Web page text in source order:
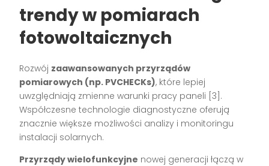
trendy w pomiarach
fotowoltaicznych
Rozwój zaawansowanych przyrządów
pomiarowych (np. PVCHECKs), które lepiej
uwzględniają zmienne warunki pracy paneli [3].
Współczesne technologie diagnostyczne oferują
znacznie większe możliwości analizy i monitoringu
instalacji solarnych.
Przyrządy wielofunkcyjne nowej generacji łączą w